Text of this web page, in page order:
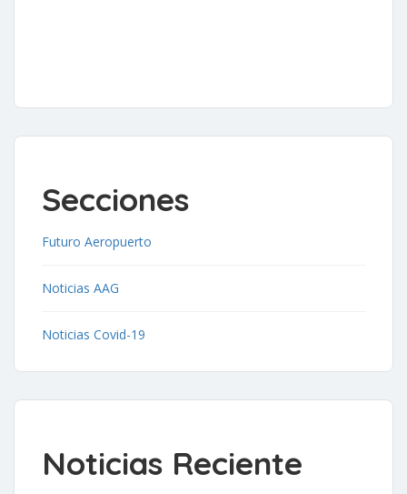
Secciones
Futuro Aeropuerto
Noticias AAG
Noticias Covid-19
Noticias Reciente